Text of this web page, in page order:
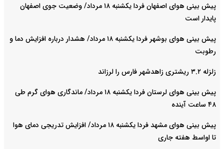
پیش بینی هوای اصفهان فردا یکشنبه ۱۸ مرداد/ وضعیت جوی اصفهان
پایدار است
پیش بینی هوای بوشهر فردا یکشنبه ۱۸ مرداد/ هشدار درباره افزایش دما و
رطوبت
زلزله ۳.۲ ریشتری زاهدشهر فارس را لرزاند
پیش بینی هوای لرستان فردا یکشنبه ۱۸ مرداد/ ماندگاری هوای گرم طی
۴۸ ساعت آینده
پیش بینی هوای مشهد فردا یکشنبه ۱۸ مرداد/ افزایش تدریجی دمای هوا
تا اواسط هفته جاری